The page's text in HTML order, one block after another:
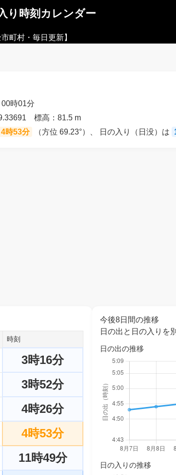
り時刻カレンダー
町村・毎日更新】
時01分
標高：81.5 m
4時53分 （方位 69.23°）、 日の入り（日没）は
時刻
3時16分
3時52分
4時26分
4時53分
11時49分
今後8日間の推移
日の出と日の入りを
日の出の推移
日の入りの推移